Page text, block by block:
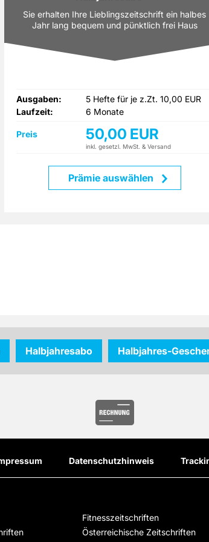
Sie erhalten Ihre Lieblingszeitschrift ein halbes
Jahr lang bequem und pünktlich frei Haus
Ausgaben:
5 Hefte für je z.Zt. 10,00 EUR
Laufzeit:
6 Monate
Preis 50,00 EUR
inkl. gesetzl. MwSt. & Versand
Prämie auswählen
Halbjahresabo Halbjahres-
Datenschutzhinweis
Fitnesszeitschriften
Österreichische Zeitschriften